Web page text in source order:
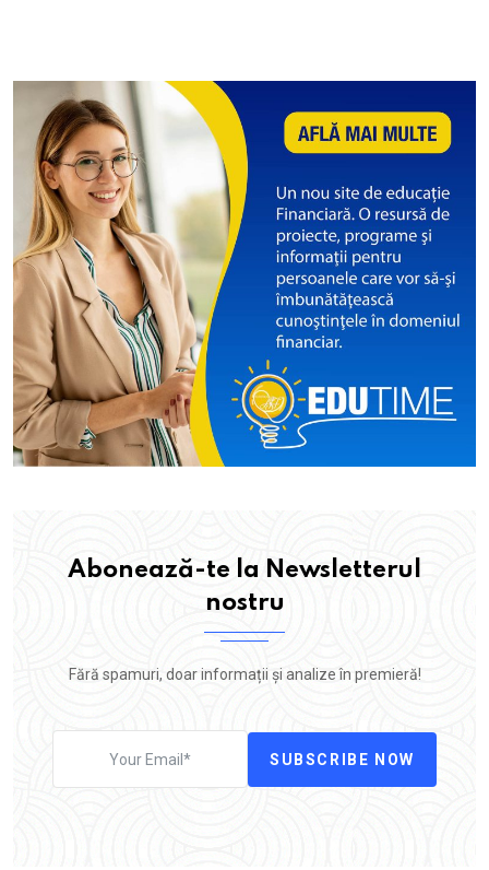
Abonează-te la Newsletterul
nostru
Fără spamuri, doar informații și analize în premieră!
SUBSCRIBE NOW